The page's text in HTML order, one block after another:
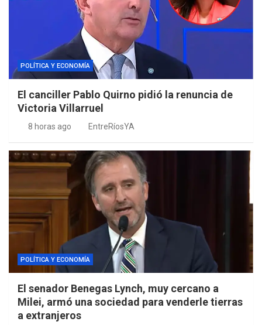
POLÍTICA Y ECONOMÍA
El canciller Pablo Quirno pidió la renuncia de
Victoria Villarruel
8 horas ago EntreRíosYA
POLÍTICA Y ECONOMÍA
El senador Benegas Lynch, muy cercano a
Milei, armó una sociedad para venderle tierras
a extranjeros